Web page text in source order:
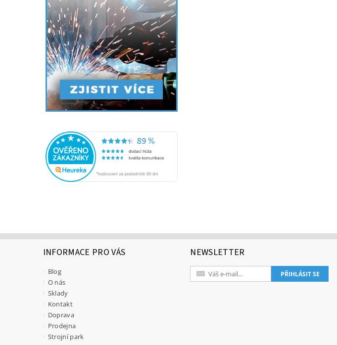
INFORMACE PRO VÁS
Blog
O nás
Sklady
Kontakt
Doprava
Prodejna
Strojní park
NEWSLETTER